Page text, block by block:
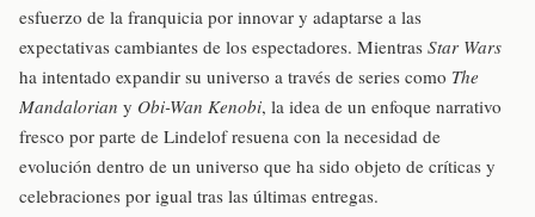
esfuerzo de la franquicia por innovar y adaptarse a las
expectativas cambiantes de los espectadores. Mientras Star Wars
ha intentado expandir su universo a través de series como The
Mandalorian y Obi-Wan Kenobi, la idea de un enfoque narrativo
fresco por parte de Lindelof resuena con la necesidad de
evolución dentro de un universo que ha sido objeto de críticas y
celebraciones por igual tras las últimas entregas.